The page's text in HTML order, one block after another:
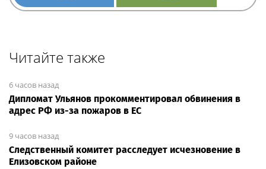
Читайте также
6 часов назад
Дипломат Ульянов прокомментировал обвинения в
адрес РФ из-за пожаров в ЕС
9 часов назад
Следственный комитет расследует исчезновение в
Елизовском районе